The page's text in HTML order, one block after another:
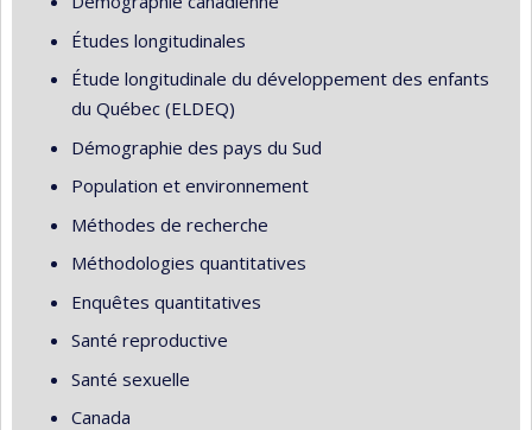
Études longitudinales
Étude longitudinale du développement des enfants
du Québec (ELDEQ)
Démographie des pays du Sud
Population et environnement
Méthodes de recherche
Méthodologies quantitatives
Enquêtes quantitatives
Santé reproductive
Santé sexuelle
Canada